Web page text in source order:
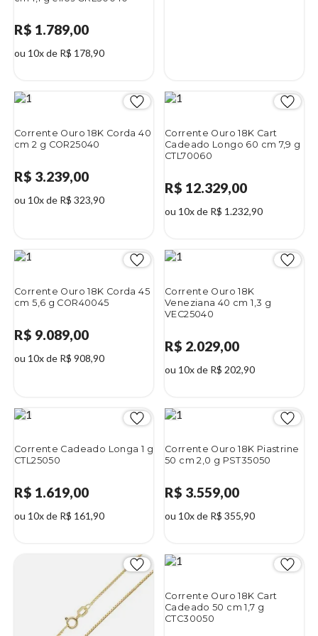
R$ 1.789,00
ou 10x de R$ 178,90
Corrente Ouro 18K Corda 40
cm 2 g COR25040
R$ 3.239,00
ou 10x de R$ 323,90
Corrente Ouro 18K Cart
Cadeado Longo 60 cm 7,9 g
CTL70060
R$ 12.329,00
ou 10x de R$ 1.232,90
Corrente Ouro 18K Corda 45
cm 5,6 g COR40045
R$ 9.089,00
ou 10x de R$ 908,90
Corrente Ouro 18K
Veneziana 40 cm 1,3 g
VEC25040
R$ 2.029,00
ou 10x de R$ 202,90
Corrente Cadeado Longa 1 g
CTL25050
R$ 1.619,00
ou 10x de R$ 161,90
Corrente Ouro 18K Piastrine
50 cm 2,0 g PST35050
R$ 3.559,00
ou 10x de R$ 355,90
Corrente Ouro 18K Cart
Cadeado 50 cm 1,7 g
CTC30050